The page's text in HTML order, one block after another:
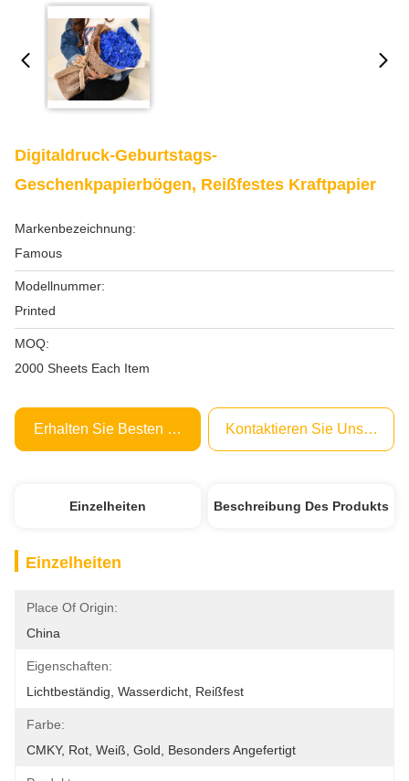
Digitaldruck-Geburtstags-
Geschenkpapierbögen, Reißfestes Kraftpapier
Markenbezeichnung:
Famous
Modellnummer:
Printed
MOQ:
2000 Sheets Each Item
Erhalten Sie Besten Preis Kontaktieren Sie Uns Jetzt
Einzelheiten Beschreibung Des Produkts
Einzelheiten
Place Of Origin:
China
Eigenschaften:
Lichtbeständig, Wasserdicht, Reißfest
Farbe:
CMKY, Rot, Weiß, Gold, Besonders Angefertigt